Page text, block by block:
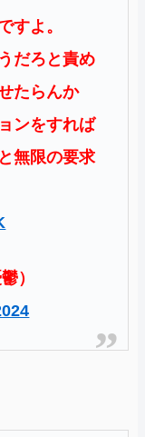
すよ。
だろと責め
たらんか
ンをすれば
無限の要求
）